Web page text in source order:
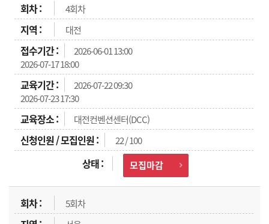
4회차
대전
2026-06-01 13:00
2026-07-17 18:00
2026-07-22 09:30
2026-07-23 17:30
대전컨벤션센터(DCC)
22 / 100
모집마감
5회차